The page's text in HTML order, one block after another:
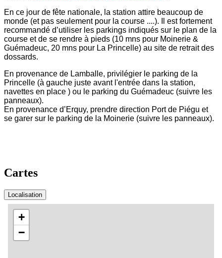
En ce jour de fête nationale, la station attire beaucoup de
monde (et pas seulement pour la course ....).
Il est fortement
recommandé d’utiliser les parkings indiqués sur le plan de la
course et de se rendre à pieds (10 mns pour Moinerie &
Guémadeuc, 20 mns pour La Princelle) au site de retrait des
dossards.
En provenance de Lamballe, privilégier le parking de la
Princelle (à gauche juste avant l'entrée dans la station,
navettes en place ) ou le parking du Guémadeuc (suivre les
panneaux).
En provenance d’Erquy, prendre direction Port de Piégu et
se garer sur le parking de la Moinerie (suivre les panneaux).
Cartes
Localisation